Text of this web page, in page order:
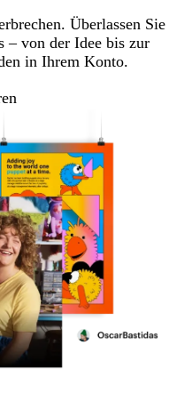
Überlassen Sie
– von der Idee bis zur
in Ihrem Konto.